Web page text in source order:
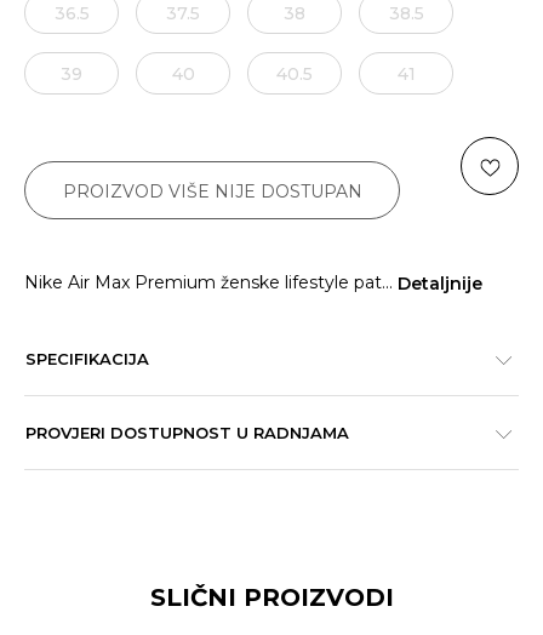
36.5 37.5 38 38.5
39 40 40.5 41
PROIZVOD VIŠE NIJE DOSTUPAN
Nike Air Max Premium ženske lifestyle pat... Detaljnije
SPECIFIKACIJA
PROVJERI DOSTUPNOST U RADNJAMA
SLIČNI PROIZVODI